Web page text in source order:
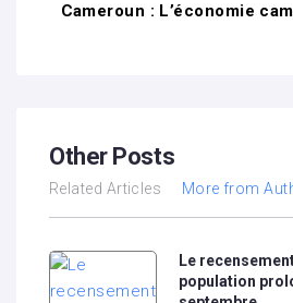
Cameroun : L’économie
Other Posts
Related Articles More from
Le
population